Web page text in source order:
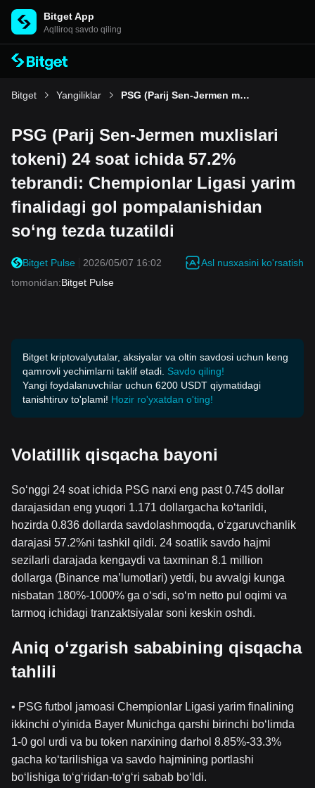
Bitget App
Aqlliroq savdo qiling
Bitget Yangiliklar PSG (Parij Sen-Jermen muxlislari tokeni) 24 soat ichida 57.2% tebrandi: Chempionlar Ligasi yarim finalidagi gol pompalanishidan so‘ng tezda tuzatildi
PSG (Parij Sen-Jermen muxlislari
tokeni) 24 soat ichida 57.2%
tebrandi: Chempionlar Ligasi yarim
finalidagi gol pompalanishidan
so‘ng tezda tuzatildi
Bitget Pulse 2026/05/07 16:02
Asl nusxasini ko'rsatish
tomonidan:Bitget Pulse
Bitget kriptovalyutalar, aksiyalar va oltin savdosi uchun keng
qamrovli yechimlarni taklif etadi. Savdo qiling!
Yangi foydalanuvchilar uchun 6200 USDT qiymatidagi
tanishtiruv to'plami! Hozir ro'yxatdan o'ting!
Volatillik qisqacha bayoni
So‘nggi 24 soat ichida PSG narxi eng past 0.745 dollar
darajasidan eng yuqori 1.171 dollargacha ko‘tarildi,
hozirda 0.836 dollarda savdolashmoqda, o‘zgaruvchanlik
darajasi 57.2%ni tashkil qildi. 24 soatlik savdo hajmi
sezilarli darajada kengaydi va taxminan 8.1 million
dollarga (Binance ma’lumotlari) yetdi, bu avvalgi kunga
nisbatan 180%-1000% ga o‘sdi, so‘m netto pul oqimi va
tarmoq ichidagi tranzaktsiyalar soni keskin oshdi.
Aniq o‘zgarish sababining qisqacha
tahlili
• PSG futbol jamoasi Chempionlar Ligasi yarim finalining
ikkinchi o‘yinida Bayer Munichga qarshi birinchi bo‘limda
1-0 gol urdi va bu token narxining darhol 8.85%-33.3%
gacha ko‘tarilishiga va savdo hajmining portlashi
bo‘lishiga to‘g‘ridan-to‘g‘ri sabab bo‘ldi.